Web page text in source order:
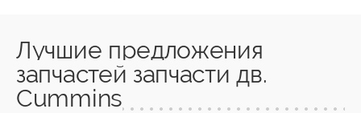
Лучшие предложения
запчастей запчасти дв.
Cummins